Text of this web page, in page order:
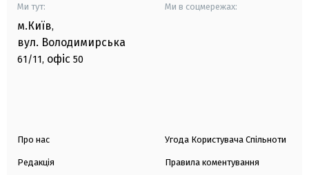
Ми тут:
м.Київ,
вул. Володимирська
61/11, офіс 50
Ми в соцмережах:
Про нас
Редакція
Угода Користувача Спільноти
Правила коментування